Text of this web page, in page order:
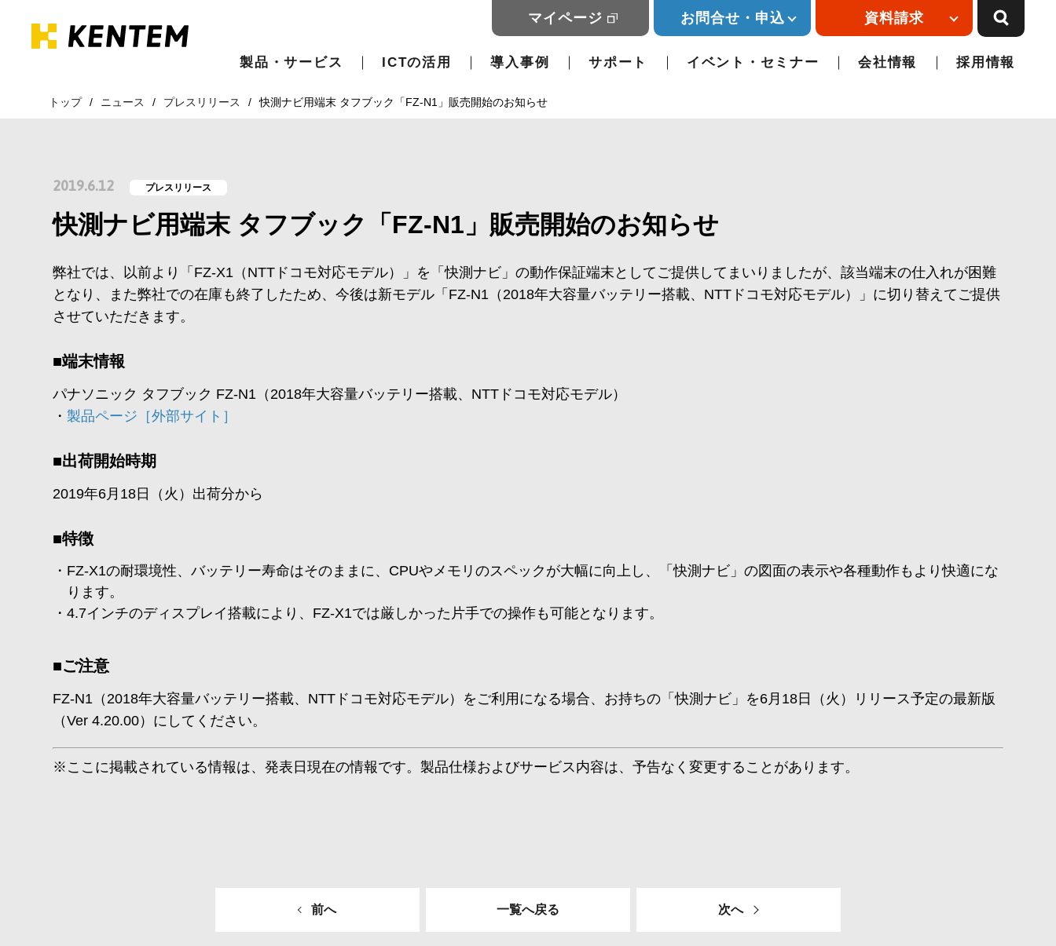
製品・サービス ICTの活用 導入事例 サポート イベント・セミナー 会社情報 採用情報
マイページ お問合せ・申込 資料請求
トップ ニュース プレスリリース 快測ナビ用端末 タフブック「FZ-N1」販売開始のお知らせ
2019.6.12 プレスリリース
快測ナビ用端末 タフブック「FZ-N1」販売開始のお知らせ
弊社では、以前より「FZ-X1（NTTドコモ対応モデル）」を「快測ナビ」の動作保証端末としてご提供してまいりましたが、該当端末の仕入れが困難
となり、また弊社での在庫も終了したため、今後は新モデル「FZ-N1（2018年大容量バッテリー搭載、NTTドコモ対応モデル）」に切り替えてご提供
させていただきます。
■端末情報
パナソニック タフブック FZ-N1（2018年大容量バッテリー搭載、NTTドコモ対応モデル）
・ 製品ページ［外部サイト］
■出荷開始時期
2019年6月18日（火）出荷分から
■特徴
FZ-X1の耐環境性、バッテリー寿命はそのままに、CPUやメモリのスペックが大幅に向上し、「快測ナビ」の図面の表示や各種動作もより快適にな
ります。
4.7インチのディスプレイ搭載により、FZ-X1では厳しかった片手での操作も可能となります。
■ご注意
FZ-N1（2018年大容量バッテリー搭載、NTTドコモ対応モデル）をご利用になる場合、お持ちの「快測ナビ」を6月18日（火）リリース予定の最新版
（Ver 4.20.00）にしてください。
※ここに掲載されている情報は、発表日現在の情報です。製品仕様およびサービス内容は、予告なく変更することがあります。
前へ 一覧へ戻る 次へ